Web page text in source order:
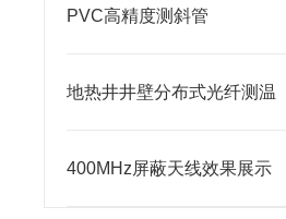
PVC高精度测斜管
地热井井壁分布式光纤测温
400MHz屏蔽天线效果展示